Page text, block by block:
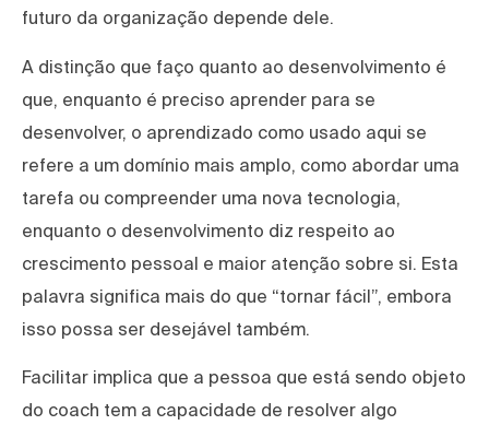
futuro da organização depende dele.
A distinção que faço quanto ao desenvolvimento é
que, enquanto é preciso aprender para se
desenvolver, o aprendizado como usado aqui se
refere a um domínio mais amplo, como abordar uma
tarefa ou compreender uma nova tecnologia,
enquanto o desenvolvimento diz respeito ao
crescimento pessoal e maior atenção sobre si. Esta
palavra significa mais do que “tornar fácil”, embora
isso possa ser desejável também.
Facilitar implica que a pessoa que está sendo objeto
do coach tem a capacidade de resolver algo